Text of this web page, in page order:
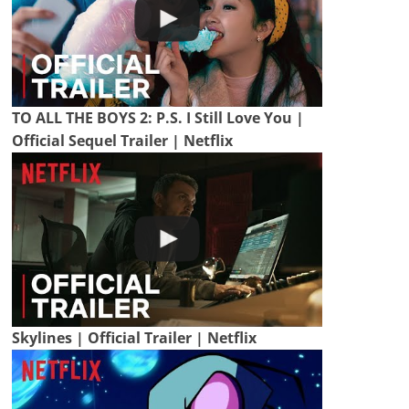
TO ALL THE BOYS 2: P.S. I Still Love You |
Official Sequel Trailer | Netflix
Skylines | Official Trailer | Netflix